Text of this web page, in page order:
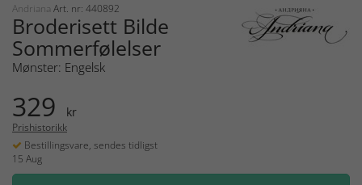
Andriana Art. nr: 440892
Broderisett Bilde
Sommerfølelser
Mønster: Engelsk
329 kr
Prishistorikk
Bestillingsvare, sendes tidligst
15 Aug